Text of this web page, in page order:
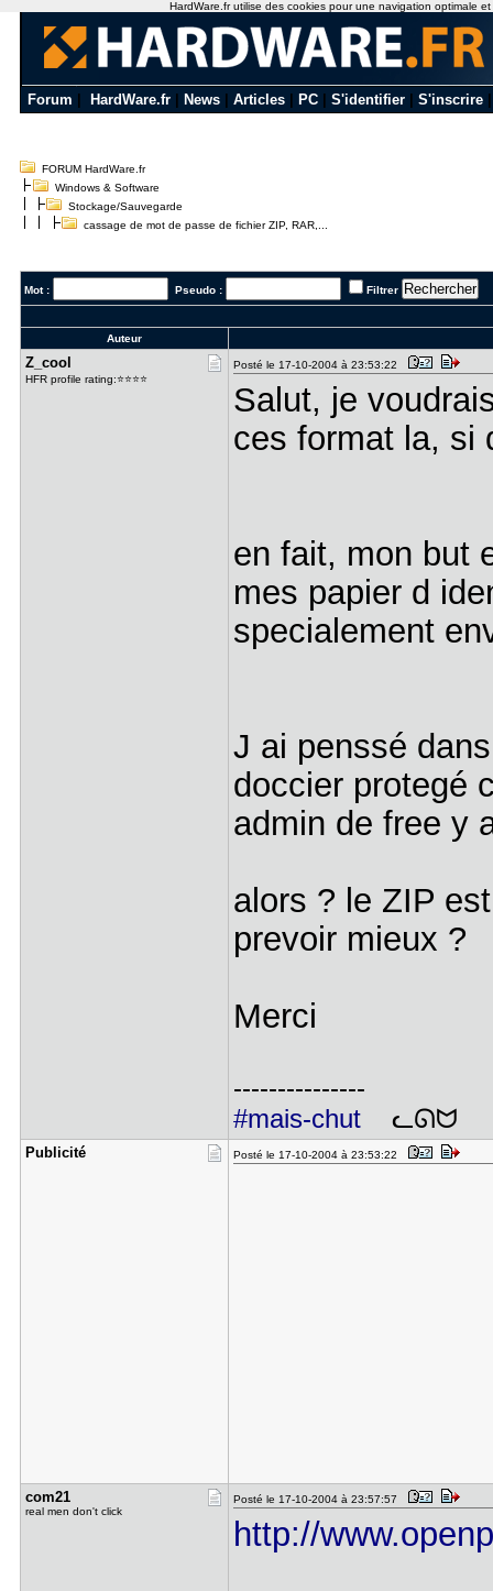
Forum HardWare.fr News Articles PC S'identifier S'inscrire
FORUM HardWare.fr
Windows & Software
Stockage/Sauvegarde
cassage de mot de passe de fichier ZIP, RAR,...
Mot : Pseudo : Filtrer
Auteur
Z_cool
HFR profile rating:⭐⭐⭐⭐
Posté le 17-10-2004 à 23:53:22
Salut, je
ces format la, si
en fait, mon but
mes papier d
specialement
J ai penssé
doccier protegé
admin de free y
alors ? le ZIP
prevoir mieux ?
Merci
---------------
#mais-chutᓚᘏᗢ
Publicité Posté le 17-10-2004 à 23:53:22
com21
real men don't click
Posté le 17-10-2004 à 23:57:57
http://
HardWare.fr utilise des cookies pour une navigation optimale